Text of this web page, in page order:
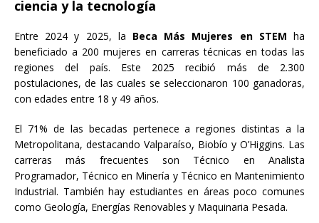
ciencia y la tecnología
Entre 2024 y 2025, la Beca Más Mujeres en STEM ha
beneficiado a 200 mujeres en carreras técnicas en todas las
regiones del país. Este 2025 recibió más de 2.300
postulaciones, de las cuales se seleccionaron 100 ganadoras,
con edades entre 18 y 49 años.
El 71% de las becadas pertenece a regiones distintas a la
Metropolitana, destacando Valparaíso, Biobío y O’Higgins. Las
carreras más frecuentes son Técnico en Analista
Programador, Técnico en Minería y Técnico en Mantenimiento
Industrial. También hay estudiantes en áreas poco comunes
como Geología, Energías Renovables y Maquinaria Pesada.